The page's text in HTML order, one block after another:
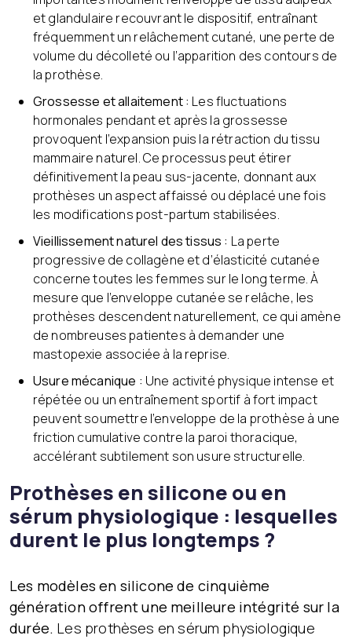
et glandulaire recouvrant le dispositif, entraînant
fréquemment un relâchement cutané, une perte de
volume du décolleté ou l’apparition des contours de
la prothèse.
Grossesse et allaitement : Les fluctuations
hormonales pendant et après la grossesse
provoquent l’expansion puis la rétraction du tissu
mammaire naturel. Ce processus peut étirer
définitivement la peau sus-jacente, donnant aux
prothèses un aspect affaissé ou déplacé une fois
les modifications post-partum stabilisées.
Vieillissement naturel des tissus : La perte
progressive de collagène et d’élasticité cutanée
concerne toutes les femmes sur le long terme. À
mesure que l’enveloppe cutanée se relâche, les
prothèses descendent naturellement, ce qui amène
de nombreuses patientes à demander une
mastopexie associée à la reprise.
Usure mécanique : Une activité physique intense et
répétée ou un entraînement sportif à fort impact
peuvent soumettre l’enveloppe de la prothèse à une
friction cumulative contre la paroi thoracique,
accélérant subtilement son usure structurelle.
Prothèses en silicone ou en
sérum physiologique : lesquelles
durent le plus longtemps ?
Les modèles en silicone de cinquième
génération offrent une meilleure intégrité sur la
durée. Les prothèses en sérum physiologique